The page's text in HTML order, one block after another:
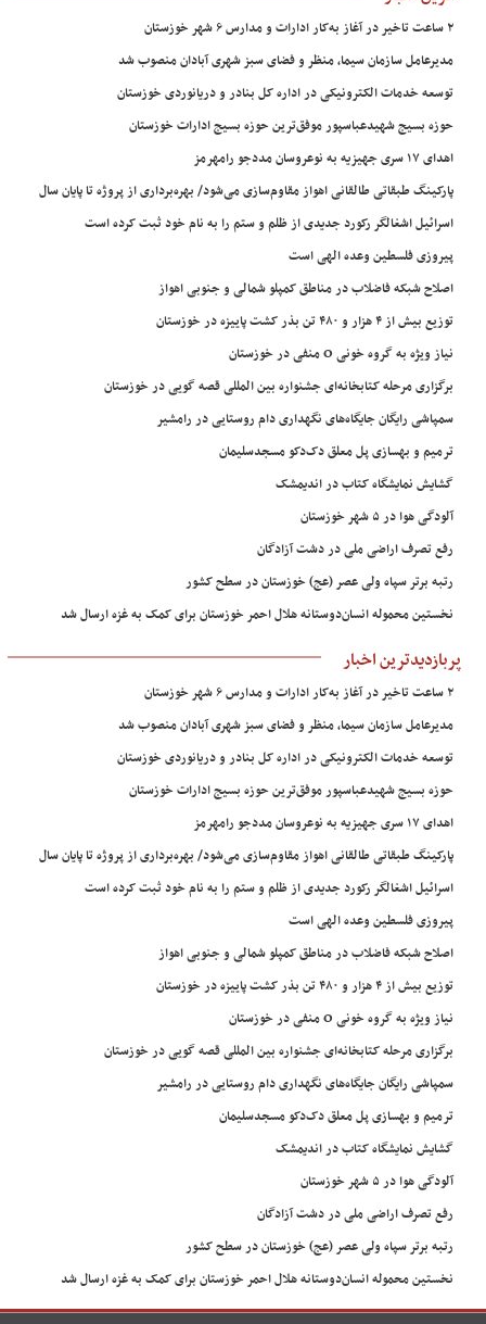
۲ ساعت تاخیر در آغاز به‌کار ادارات و مدارس ۶ شهر خوزستان
مدیرعامل سازمان سیما، منظر و فضای سبز شهری آبادان منصوب شد
توسعه خدمات الکترونیکی در اداره کل بنادر و دریانوردی خوزستان
حوزه بسیج شهیدعباسپور موفق‌ترین حوزه بسیج ادارات خوزستان
اهدای ۱۷ سری جهیزیه به نوعروسان مددجو رامهرمز
پارکینگ طبقاتی طالقانی اهواز مقاوم‌سازی می‌شود/ بهره‌برداری از پروژه تا پایان سال
اسرائیل اشغالگر رکورد جدیدی از ظلم و ستم را به نام خود ثبت کرده است
پیروزی فلسطین وعده الهی است
اصلاح شبکه فاضلاب در مناطق کمپلو شمالی و جنوبی اهواز
توزیع بیش از ۴ هزار و ۴۸۰ تن بذر کشت پاییزه در خوزستان
نیاز ویژه به گروه خونی O منفی در خوزستان
برگزاری مرحله کتابخانه‌ای جشنواره بین المللی قصه گویی در خوزستان
سمپاشی رایگان جایگاه‌های نگهداری دام روستایی در رامشیر
ترمیم و بهسازی پل معلق دک‌دکو مسجدسلیمان
گشایش نمایشگاه کتاب در اندیمشک
آلودگی هوا در ۵ شهر خوزستان
رفع تصرف اراضی ملی در دشت آزادگان
رتبه برتر سپاه ولی عصر (عج) خوزستان در سطح کشور
نخستین محموله انسان‌دوستانه هلال احمر خوزستان برای کمک به غزه ارسال شد
پربازدیدترین اخبار
۲ ساعت تاخیر در آغاز به‌کار ادارات و مدارس ۶ شهر خوزستان
مدیرعامل سازمان سیما، منظر و فضای سبز شهری آبادان منصوب شد
توسعه خدمات الکترونیکی در اداره کل بنادر و دریانوردی خوزستان
حوزه بسیج شهیدعباسپور موفق‌ترین حوزه بسیج ادارات خوزستان
اهدای ۱۷ سری جهیزیه به نوعروسان مددجو رامهرمز
پارکینگ طبقاتی طالقانی اهواز مقاوم‌سازی می‌شود/ بهره‌برداری از پروژه تا پایان سال
اسرائیل اشغالگر رکورد جدیدی از ظلم و ستم را به نام خود ثبت کرده است
پیروزی فلسطین وعده الهی است
اصلاح شبکه فاضلاب در مناطق کمپلو شمالی و جنوبی اهواز
توزیع بیش از ۴ هزار و ۴۸۰ تن بذر کشت پاییزه در خوزستان
نیاز ویژه به گروه خونی O منفی در خوزستان
برگزاری مرحله کتابخانه‌ای جشنواره بین المللی قصه گویی در خوزستان
سمپاشی رایگان جایگاه‌های نگهداری دام روستایی در رامشیر
ترمیم و بهسازی پل معلق دک‌دکو مسجدسلیمان
گشایش نمایشگاه کتاب در اندیمشک
آلودگی هوا در ۵ شهر خوزستان
رفع تصرف اراضی ملی در دشت آزادگان
رتبه برتر سپاه ولی عصر (عج) خوزستان در سطح کشور
نخستین محموله انسان‌دوستانه هلال احمر خوزستان برای کمک به غزه ارسال شد